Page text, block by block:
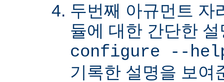
두번째 아규먼트 자
듈에 대한 간단한
configure --
기록한 설명을 보여